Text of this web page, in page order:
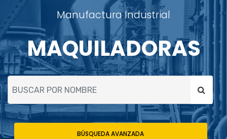
Manufactura Industrial
MAQUILADORAS
BÚSQUEDA AVANZADA